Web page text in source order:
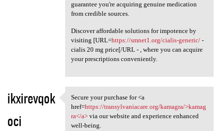
guarantee you're acquiring genuine medication
from credible sources.
Discover affordable solutions for impotence by
visiting [URL=https://smnet1.org/cialis-generic/-
cialis 20 mg price[/URL - , where you can acquire
your prescriptions conveniently.
ikxirevqok
oci
Secure your purchase for <a
Secure your purchase for <a
href=https://transylvaniacare.org/kamagra/>kamag
ra</a>via our website and experience enhanced
well-being.